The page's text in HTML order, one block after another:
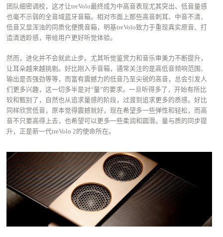
团队细密调校，这才让treVolo最终成为中高音表现尤其突出、低音量感
也毫不示弱的全音域蓝牙音箱。相对市面上那些高音刺耳、中音不清、
低音又显浑浊的同质化便携音箱，明基treVolo致力于重现真实原音、打
造清透聆感，带给用户更好听觉体验。
然而，进化并不会就此止步。尤其听觉鉴赏力和音乐审美力不断提升，
让耳朵越来越挑剔。好比刚入手音箱，通常关注的是高低音频响范围、
输出是否强劲等等，而富有震撼力的低音乃至尖锐的高音，总会引发人
们更多兴趣，这一切多半是对“量”的要求。一旦听得多了，开始有所比
较和甄别了，自然也从追求量感的阶段，过渡到追求更多的质感。好比
同样欣赏低音，原本觉得震撼就好，现在希望多一些弹性和轻松，而高
音不只要高得上去，也希望可以更多一些柔润和圆滑。量与质的同步提
升，正是新一代treVolo 2的使命所在。